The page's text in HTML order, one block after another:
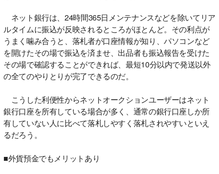
ネット銀行は、24時間365日メンテナンスなどを除いてリア
ルタイムに振込が反映されるところがほとんど。その利点が
うまく噛み合うと、落札者が口座情報が知り、パソコンなど
を開けたその場で振込を済ませ、出品者も振込報告を受けた
その場で確認することができれば、最短10分以内で発送以外
の全てのやりとりが完了できるのだ。
こうした利便性からネットオークションユーザーはネット
銀行口座を所有している場合が多く、通常の銀行口座しか所
有していない人に比べて落札しやすく落札されやすいといえ
るだろう。
■外貨預金でもメリットあり